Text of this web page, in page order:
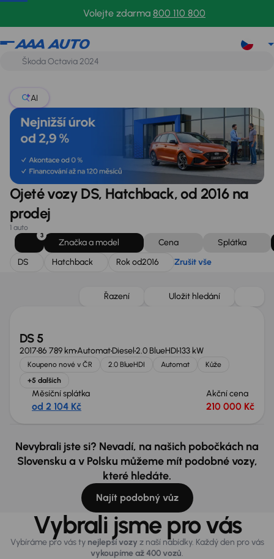
Volejte zdarma 800 110 800
DS
AI
Ojeté vozy DS, Hatchback, od 2016 na
prodej
1 auto
3
Značka a model Cena
Splátka
DS
Hatchback Rok od2016 Zrušit vše
Řazení Uložit hledání
DS 5
201786 789 kmAutomatDiesel2.0 BlueHDI133 kW
Koupeno nové v ČR 2.0 BlueHDI Automat
Kůže
+5 dalších
Měsíční splátka
od 2 104 Kč
Akční cena
210 000 Kč
Nevybrali jste si? Nevadí, na našich pobočkách na
Slovensku a v Polsku můžeme mít podobné vozy,
které hledáte.
Najít podobný vůz
Vybrali jsme pro vás
Vybíráme pro vás ty nejlepší vozy z naší nabídky. Každý den pro vás
vykoupíme až 400 vozů.